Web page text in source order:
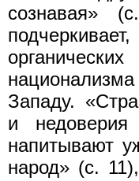
сознавая»
Западу.
и
напитывают
народ» (с.